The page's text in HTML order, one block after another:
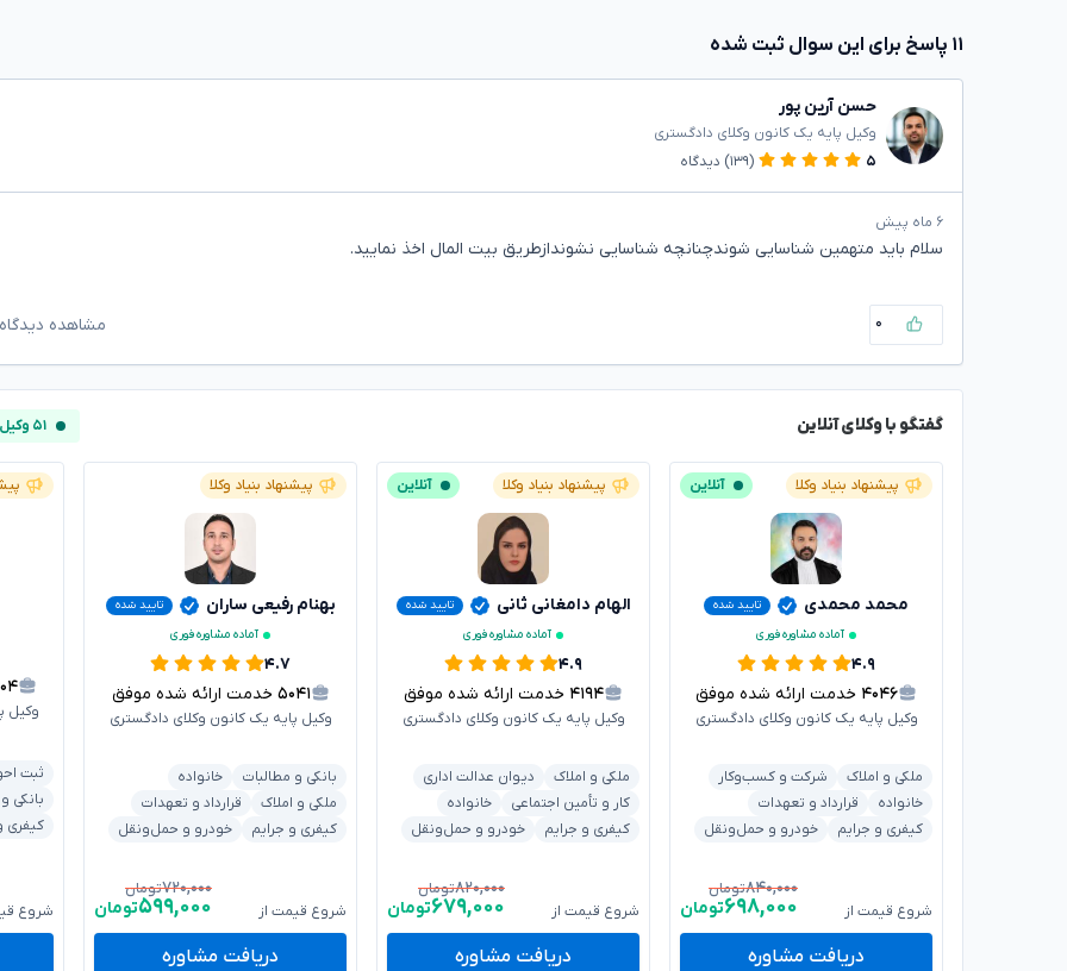
۱۱ پاسخ برای این سوال ثبت شده
حسن آرین پور
وکیل پایه یک کانون وکلای دادگستری
۵
(۱۳۹) دیدگاه
۶ ماه پیش
سلام باید متهمین شناسایی شوندچنانچه شناسایی نشوندازطریق بیت المال اخذ نمایید.
۰ مشاهده
گفتگو با وکلای آنلاین ۵۱ وکیل آنلاین
پیشنهاد بنیاد وکلا آنلاین
محمد محمدی
تایید شده
آماده مشاوره فوری
۴.۹
۴۰۴۶ خدمت ارائه شده موفق
وکیل پایه یک کانون وکلای دادگستری
ملکی و املاک
شرکت و کسب‌وکار
خانواده
قرارداد و تعهدات
کیفری و جرایم
خودرو و حمل‌ونقل
شروع قیمت از
۸۴۰,۰۰۰تومان
۶۹۸,۰۰۰تومان
دریافت مشاوره
پیشنهاد بنیاد وکلا آنلاین
الهام دامغانی ثانی
تایید شده
آماده مشاوره فوری
۴.۹
۴۱۹۴ خدمت ارائه شده موفق
وکیل پایه یک کانون وکلای دادگستری
ملکی و املاک
دیوان عدالت اداری
کار و تأمین اجتماعی
خانواده
کیفری و جرایم
خودرو و حمل‌ونقل
شروع قیمت از
۸۲۰,۰۰۰تومان
۶۷۹,۰۰۰تومان
دریافت مشاوره
پیشنهاد بنیاد وکلا
بهنام رفیعی ساران
تایید شده
آماده مشاوره فوری
۴.۷
۵۰۴۱ خدمت ارائه شده موفق
وکیل پایه یک کانون وکلای دادگستری
بانکی و مطالبات
خانواده
ملکی و املاک
قرارداد و تعهدات
کیفری و جرایم
خودرو و حمل‌ونقل
شروع قیمت از
۷۲۰,۰۰۰تومان
۵۹۹,۰۰۰تومان
دریافت مشاوره
وکیل
ثبت
بانکی
کیفری
شروع